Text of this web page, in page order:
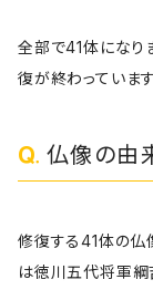
全部で41体になり
復が終わっています
仏像の由
修復する41体の仏
は徳川五代将軍綱